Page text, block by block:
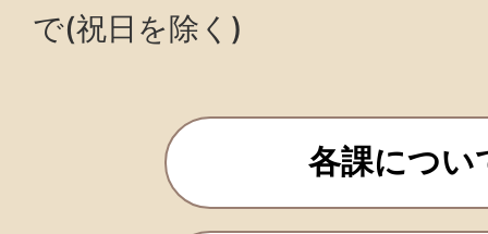
で(祝日を除く)
各課につい